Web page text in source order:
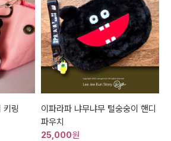
키링
이파라파 냐무냐무 털숭숭이 핸디
파우치
25,000원